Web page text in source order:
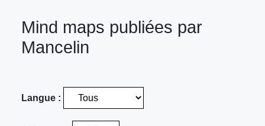
Mind maps publiées par
Mancelin
Langue :